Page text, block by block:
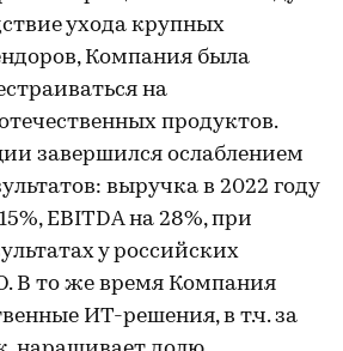
ухода крупных
Компания была
на
продуктов.
завершился ослаблением
выручка в 2022 году
EBITDA на 28%, при
у российских
В то же время Компания
ИТ-решения, в т.ч. за